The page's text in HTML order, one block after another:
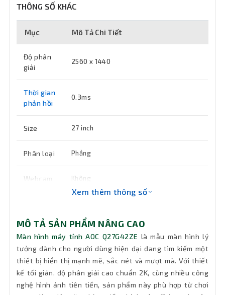
THÔNG SỐ KHÁC
Mục Mô Tả Chi Tiết
Độ phân
giải
2560 x 1440
Thời gian
phản hồi
0.3ms
Size 27 inch
Phân loại Phẳng
Webcam Không
Độ tương
phản
1000:1
Cổng kết
nối
2 x HDMI 2.0, 1 x DisplayPort 1.4
Xem thêm thông số
MÔ TẢ SẢN PHẨM NÂNG CAO
Màn hình máy tính AOC Q27G42ZE là mẫu màn hình lý
tưởng dành cho người dùng hiện đại đang tìm kiếm một
thiết bị hiển thị mạnh mẽ, sắc nét và mượt mà. Với thiết
kế tối giản, độ phân giải cao chuẩn 2K, cùng nhiều công
nghệ hình ảnh tiên tiến, sản phẩm này phù hợp từ chơi